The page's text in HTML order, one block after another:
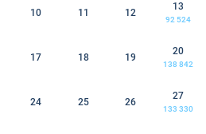
10 11 12
13
92 524
17 18 19
20
138 842
24 25 26
27
133 330